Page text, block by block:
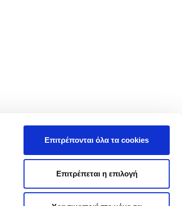
Επιτρέπονται όλα τα cookies
Επιτρέπεται η επιλογή